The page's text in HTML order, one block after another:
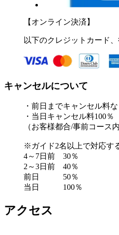
【オンライン決済】
以下のクレジットカード
キャンセルについて
・前日までキャンセル料な
・当日キャンセル料100％
（お客様都合/事前コース
※ガイド2名以上で対応す
4～7日前 30％
2～3日前 40％
前日 50％
当日 100％
アクセス